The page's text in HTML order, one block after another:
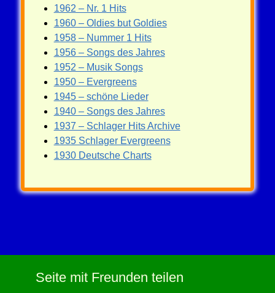
1962 – Nr. 1 Hits
1960 – Oldies but Goldies
1958 – Nummer 1 Hits
1956 – Songs des Jahres
1952 – Musik Songs
1950 – Evergreens
1945 – schöne Lieder
1940 – Songs des Jahres
1937 – Schlager Hits Archive
1935 Schlager Evergreens
1930 Deutsche Charts
Seite mit Freunden teilen